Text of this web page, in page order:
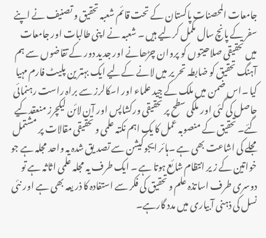
جامعات المحصنات پاکستان کے تحت قائم شعبہ تحقیق و تصنیف نے اپنے
سفر کے پانچ سال مکمل کر لیے ہیں ۔ شعبہ نے اپنی طالبات اور جامعات
میں تحقیقی صلاحیتوں کو پروان چڑھانے اور جدید دور کے تقاضوں سے ہم
آہنگ تحقیق کو ضابطہ تحریر میں لانے کے لیے ایک بہترین پلیٹ فارم مہیا
کیا ۔اس ضمن میں ملک کے جید علماء اور اسکالرز سے براہ راست رہنمائی
حاصل کی گئی اور ملکی سطح پر تحقیقی ورکشاپس اور آن لائن لیکچرز منعقد کیے
گئے۔ تحقیق کے منصوبہ عمل کا یک اہم نکتہ علمی و تحقیقی مقالات پر مشتمل
مجلے کی اشاعت بھی ہے ۔ہائر ایجوکیشن سے تصدیق شدہ یہ واحد مجلہ ہے جو
خواتین کے زیر انتظام شائع ہوتا ہے ۔ ایک طرف یہ مجلہ علمی اثاثہ ہے تو
دوسری طرف اساتذہ علم و تحقیق کی فکر سے استفادہ کا ذریعہ بھی ہے اور نئی
نسل کی ذہنی آبیاری میں مدد گارہے۔